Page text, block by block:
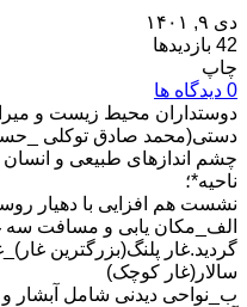
دی ۹, ۱۴۰۱
42 بازدیدها
چاپ
0 دیدگاه ها
دوستداران محیط زیست و
دستی(محمد صادق توکلی
چشم اندازهای طبیعی و
ناحیه*؛
نشست هم افزایی با دهیار
الف_مکان یابی و مسافت سه
گردید.غار پلنگ(بزرگترین
سالار(غار کوچک)
ب_نواحی دیدنی شامل آبشار